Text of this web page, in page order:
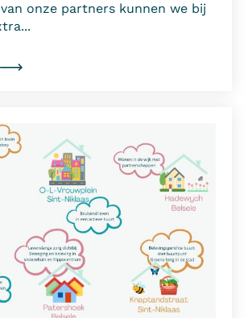
onze partners kunnen we bij